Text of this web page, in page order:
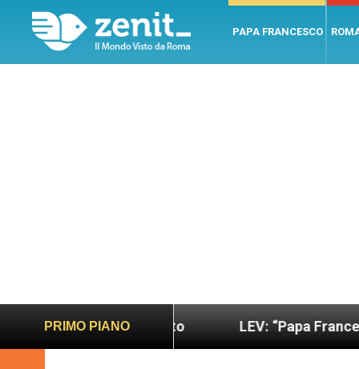
PAPA FRANCESCO
PRIMO PIANO
sano e giusto LEV: “Papa Francesco. Un